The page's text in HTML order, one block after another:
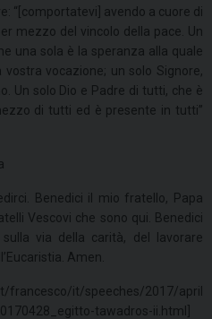
“[comportatevi] avendo a cuore di
mezzo del vincolo della pace. Un
una sola è la speranza alla quale
vocazione; un solo Signore,
Un solo Dio e Padre di tutti, che è
di tutti ed è presente in tutti”
Benedici il mio fratello, Papa
Vescovi che sono qui. Benedici
via della carità, del lavorare
Amen.
francesco/it/speeches/2017/april
tawadros-ii.html]